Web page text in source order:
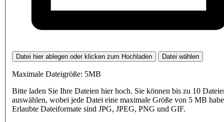
Datei hier ablegen oder klicken zum Hochladen Datei wählen
Maximale Dateigröße: 5MB
Bitte laden Sie Ihre Dateien hier hoch. Sie können bis zu 10
auswählen, wobei jede Datei eine maximale Größe von 5 MB
Erlaubte Dateiformate sind JPG, JPEG, PNG und GIF.